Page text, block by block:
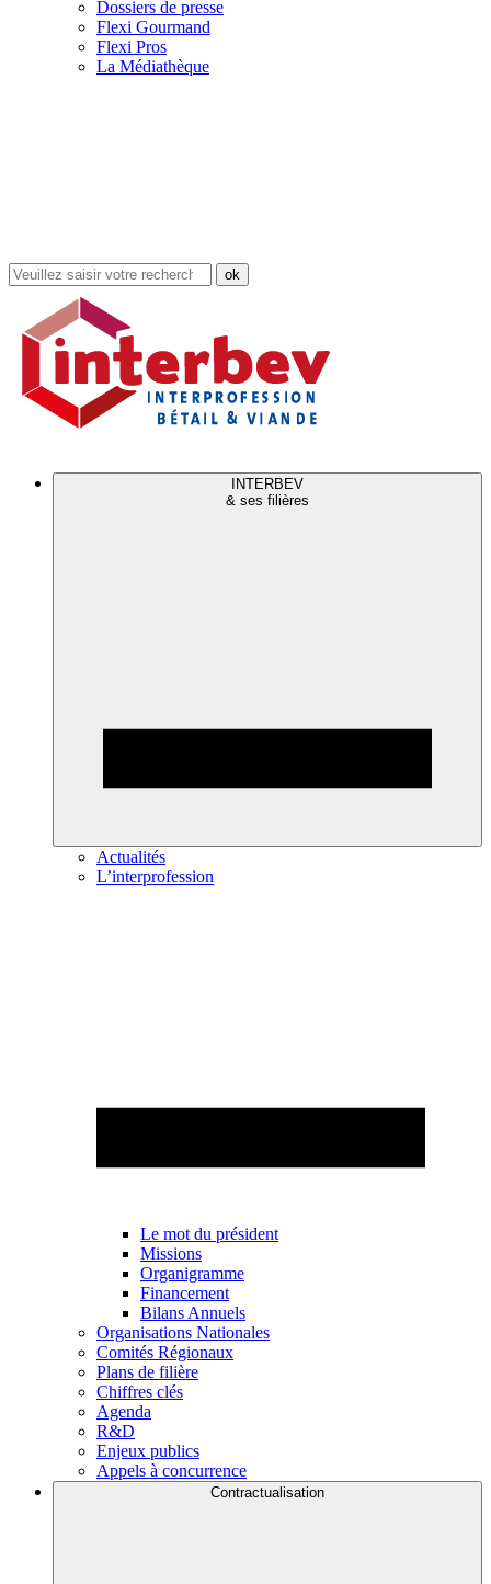
Dossiers de presse
Flexi Gourmand
Flexi Pros
La Médiathèque
Rechercher
dans
site
INTERBEV
& ses filières
Actualités
L’interprofession
Le mot du président
Missions
Organigramme
Financement
Bilans Annuels
Organisations Nationales
Comités Régionaux
Plans de filière
Chiffres clés
Agenda
R&D
Enjeux publics
Appels à concurrence
Contractualisation